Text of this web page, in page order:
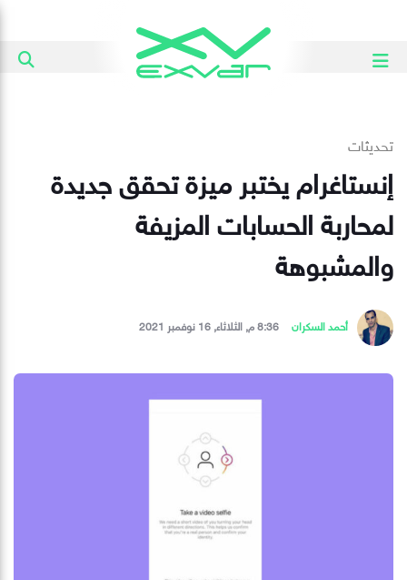
تحديثات
إنستاغرام يختبر ميزة تحقق جديدة
لمحاربة الحسابات المزيفة
والمشبوهة
أحمد السكران 8:36 م, الثلاثاء, 16 نوفمبر 2021